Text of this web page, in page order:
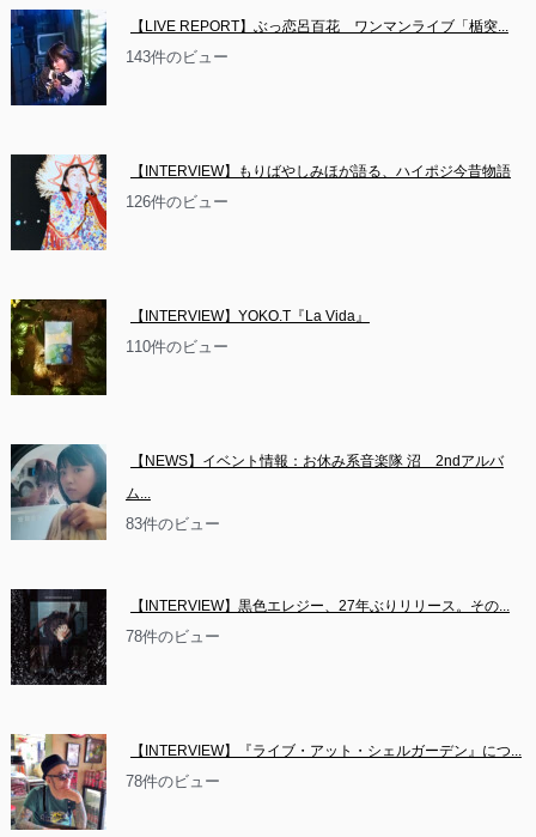
【LIVE REPORT】ぶっ恋呂百花　ワンマンライブ「楯突...
143件のビュー
【INTERVIEW】もりばやしみほが語る、ハイポジ今昔物語
126件のビュー
【INTERVIEW】YOKO.T『La Vida』
110件のビュー
【NEWS】イベント情報：お休み系音楽隊 沼　2ndアルバ
ム...
83件のビュー
【INTERVIEW】黒色エレジー、27年ぶりリリース。その...
78件のビュー
【INTERVIEW】『ライブ・アット・シェルガーデン』につ...
78件のビュー